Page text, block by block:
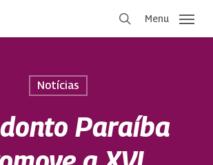
Menu
Notícias
Paraíba